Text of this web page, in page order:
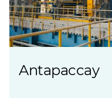
Antapaccay